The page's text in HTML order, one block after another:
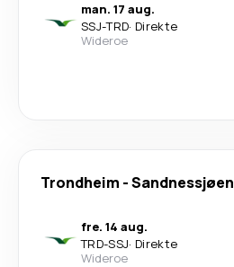
man. 17 aug.
SSJ-TRD· Direkte
Wideroe
Trondheim -Sandnessjøen
fre. 14 aug.
TRD-SSJ· Direkte
Wideroe